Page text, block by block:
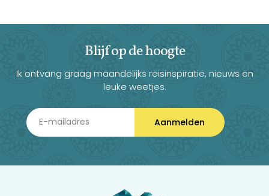
Blijf op de hoogte
Ik ontvang graag maandelijks reisinspiratie, nieuws en
leuke weetjes.
Aanmelden